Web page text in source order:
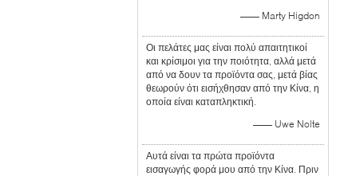
—— Marty Higdon
Οι πελάτες μας είναι πολύ απαιτητικοί
και κρίσιμοι για την ποιότητα, αλλά μετά
από να δουν τα προϊόντα σας, μετά βίας
θεωρούν ότι εισήχθησαν από την Κίνα, η
οποία είναι καταπληκτική.
—— Uwe Nolte
Αυτά είναι τα πρώτα προϊόντα
εισαγωγής φορά μου από την Κίνα. Πριν